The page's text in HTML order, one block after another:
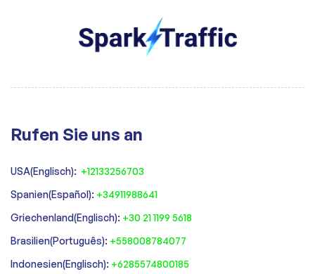
Rufen Sie uns an
USA(Englisch): +12133256703
Spanien(Español): +34911988641
‍Griechenland(Englisch): +30 21 1199 5618
‍Brasilien(Português): +558008784077‍
‍Indonesien(Englisch): +6285574800185